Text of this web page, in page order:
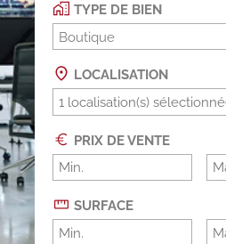
TYPE DE BIEN
Boutique
LOCALISATION
PRIX DE VENTE
SURFACE